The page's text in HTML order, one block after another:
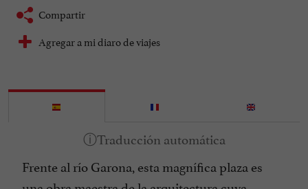
Compartir
Agregar a mi diaro de viajes
Frente al río Garona, esta magnífica plaza es